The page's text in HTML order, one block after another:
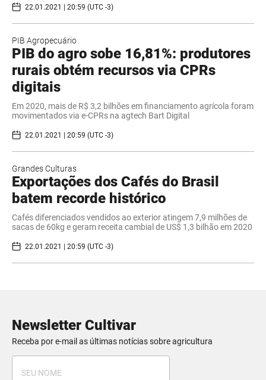
22.01.2021 | 20:59 (UTC -3)
PIB Agropecuário
PIB do agro sobe 16,81%: produtores
rurais obtém recursos via CPRs
digitais
Em 2020, mais de R$ 3,2 bilhões em financiamento agrícola foram
movimentados via e-CPRs na agtech Bart Digital
22.01.2021 | 20:59 (UTC -3)
Grandes Culturas
Exportações dos Cafés do Brasil
batem recorde histórico
Cafés diferenciados vendidos ao exterior atingem 7,9 milhões de
sacas de 60kg e geram receita cambial de US$ 1,3 bilhão em 2020
22.01.2021 | 20:59 (UTC -3)
Newsletter Cultivar
Receba por e-mail as últimas notícias sobre agricultura